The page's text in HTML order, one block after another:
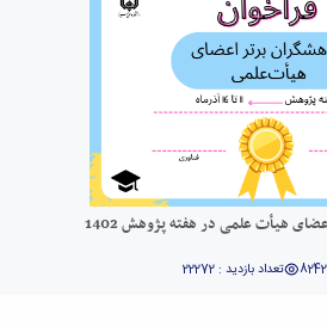
هیأت علمی در هفته پژوهش 1402
تعداد بازدید : 22272